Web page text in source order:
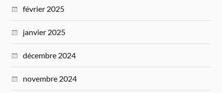
février 2025
janvier 2025
décembre 2024
novembre 2024